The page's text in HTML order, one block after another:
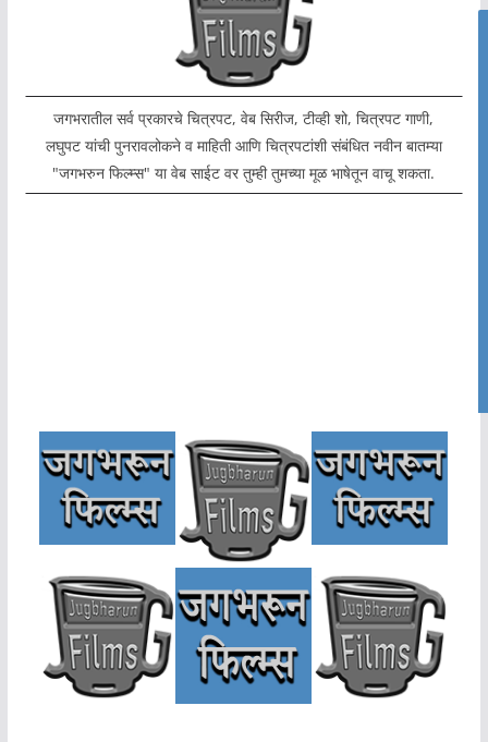
जगभरातील सर्व प्रकारचे चित्रपट, वेब सिरीज, टीव्ही शो, चित्रपट गाणी,
लघुपट यांची पुनरावलोकने व माहिती आणि चित्रपटांशी संबंधित नवीन बातम्या
"जगभरुन फिल्म्स" या वेब साईट वर तुम्ही तुमच्या मूळ भाषेतून वाचू शकता.